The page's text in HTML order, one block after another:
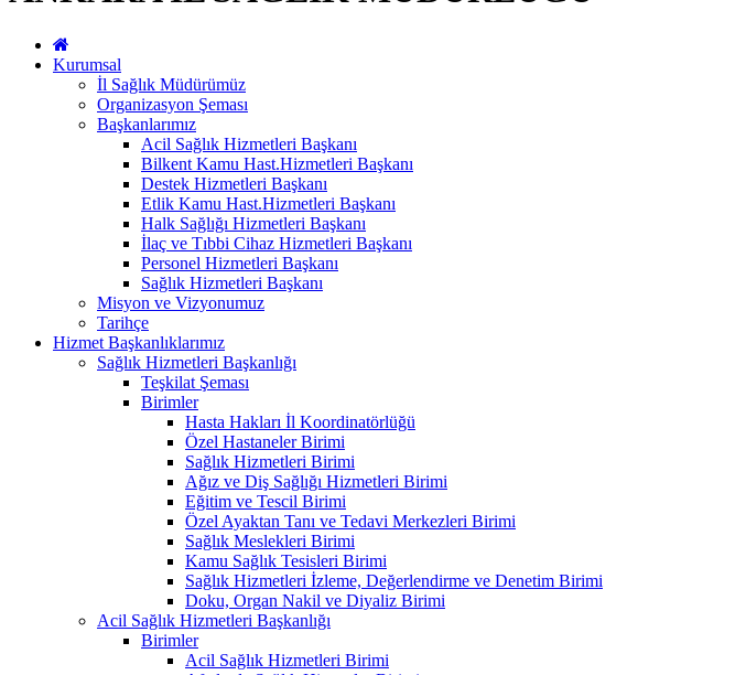
Kurumsal
İl Sağlık Müdürümüz
Organizasyon Şeması
Başkanlarımız
Acil Sağlık Hizmetleri Başkanı
Bilkent Kamu Hast.Hizmetleri Başkanı
Destek Hizmetleri Başkanı
Etlik Kamu Hast.Hizmetleri Başkanı
Halk Sağlığı Hizmetleri Başkanı
İlaç ve Tıbbi Cihaz Hizmetleri Başkanı
Personel Hizmetleri Başkanı
Sağlık Hizmetleri Başkanı
Misyon ve Vizyonumuz
Tarihçe
Hizmet Başkanlıklarımız
Sağlık Hizmetleri Başkanlığı
Teşkilat Şeması
Birimler
Hasta Hakları İl Koordinatörlüğü
Özel Hastaneler Birimi
Sağlık Hizmetleri Birimi
Ağız ve Diş Sağlığı Hizmetleri Birimi
Eğitim ve Tescil Birimi
Özel Ayaktan Tanı ve Tedavi Merkezleri Birimi
Sağlık Meslekleri Birimi
Kamu Sağlık Tesisleri Birimi
Sağlık Hizmetleri İzleme, Değerlendirme ve Denetim Birimi
Doku, Organ Nakil ve Diyaliz Birimi
Acil Sağlık Hizmetleri Başkanlığı
Birimler
Acil Sağlık Hizmetleri Birimi